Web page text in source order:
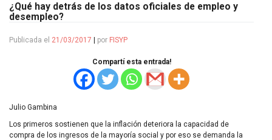
¿Qué hay detrás de los datos oficiales de empleo y
desempleo?
Publicada el 21/03/2017 por FISYP
Compartí esta entrada!
Julio Gambina
Los primeros sostienen que la inflación deteriora la capacidad de
compra de los ingresos de la mayoría social y por eso se demanda la